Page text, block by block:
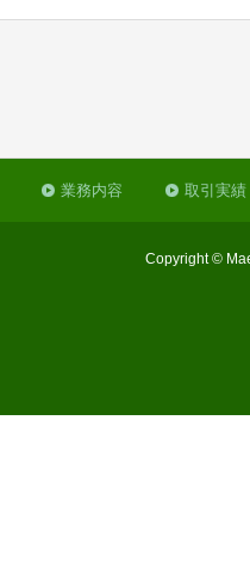
業務内容 取引実績
Copyright ©